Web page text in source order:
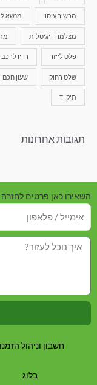
מכשיר עיסוי מנשא
מצלמה דיגיטלית
פלס לייזר רדיו לרכב
שלט רחוק שעון חכם
תיק יד
תגובות אחרונות
השאירו כאן פרטים לחזרה
חשבון וניהול
בלוג